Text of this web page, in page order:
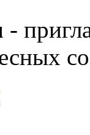
-